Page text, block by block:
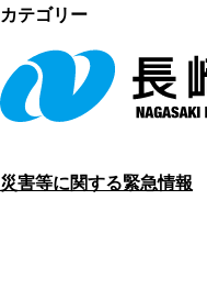
災害等に関する緊急情報
カテゴリー